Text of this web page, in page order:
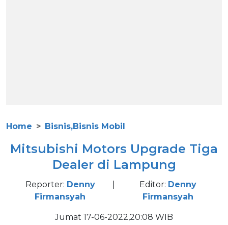
Home Bisnis,Bisnis Mobil
Mitsubishi Motors Upgrade Tiga
Dealer di Lampung
Reporter: Denny
Firmansyah
Editor: Denny
Firmansyah
Jumat 17-06-2022,20:08 WIB